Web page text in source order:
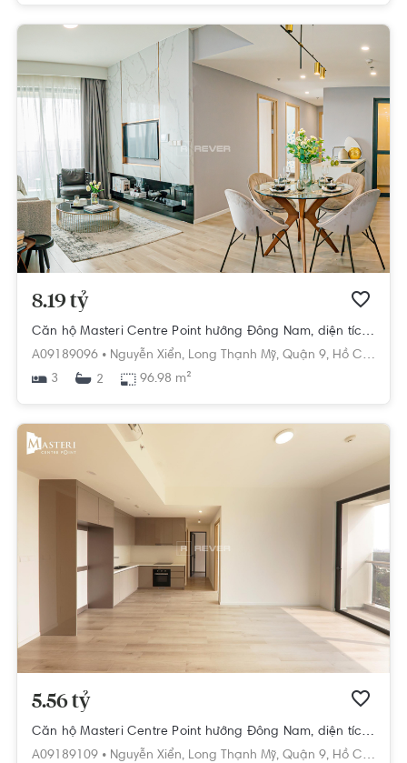
8.19 tỷ
Căn hộ Masteri Centre Point hướng Đông Nam, diện tích 96.98m²
A09189096 • Nguyễn Xiển, Long Thạnh Mỹ, Quận 9, Hồ Chí Minh
3
2 96.98 m²
5.56 tỷ
Căn hộ Masteri Centre Point hướng Đông Nam, diện tích 71.89m²
A09189109 • Nguyễn Xiển, Long Thạnh Mỹ, Quận 9, Hồ Chí Minh